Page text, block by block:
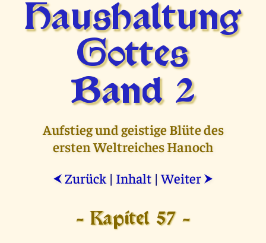
Haushaltung
Gottes
Band 2
Aufstieg und geistige Blüte des
ersten Weltreiches Hanoch
⮜ Zurück | Inhalt |Weiter ⮞
- Kapitel 57 -